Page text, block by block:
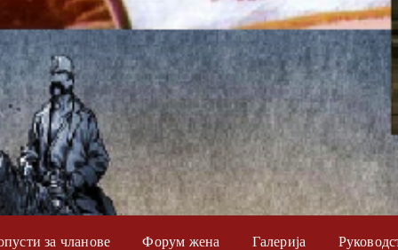
за чланове Форум жена Галерија